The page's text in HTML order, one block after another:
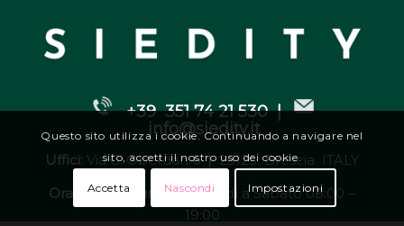
+39 351 74 21 530 |
info@siedity.it
Uffici: Via G. Oberdan 6|25125 Brescia ITALY
Orari di apertura:da Lunedì a Sabato 08:00 –
19:00
Questo sito utilizza i cookie. Continuando a navigare nel
sito, accetti il nostro uso dei cookie.
Accetta Nascondi Impostazioni